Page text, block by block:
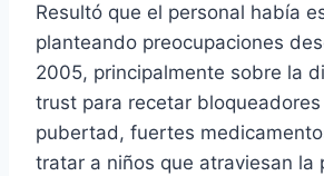
Resultó que el personal había
planteando preocupaciones
2005, principalmente sobre la
trust para recetar
pubertad, fuertes
tratar a niños que atraviesan la